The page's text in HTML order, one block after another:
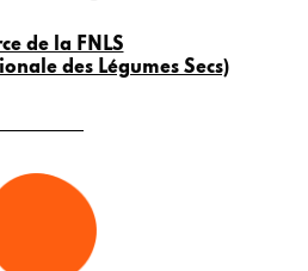
de la FNLS
des Légumes Secs)